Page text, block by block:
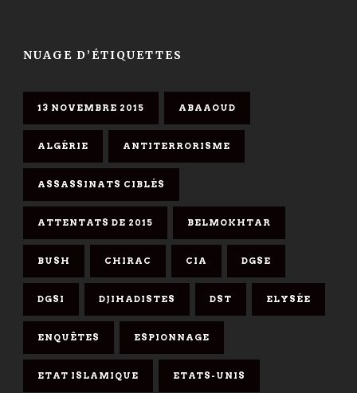
NUAGE D’ÉTIQUETTES
13 NOVEMBRE 2015 ABAAOUD
ALGÉRIE ANTITERRORISME
ASSASSINATS CIBLÉS
ATTENTATS DE 2015 BELMOKHTAR
BUSH CHIRAC CIA DGSE
DGSI DJIHADISTES DST ELYSÉE
ENQUÊTES ESPIONNAGE
ETAT ISLAMIQUE ETATS-UNIS